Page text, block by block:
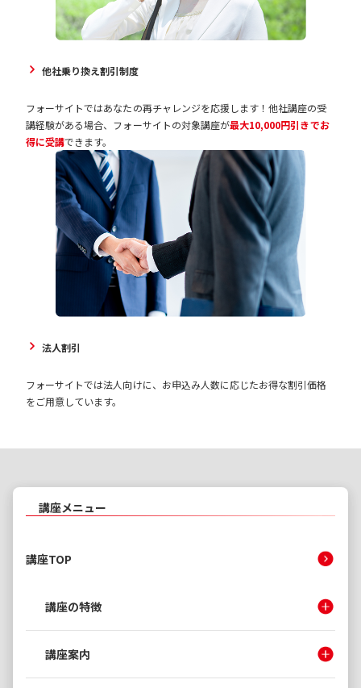
他社乗り換え割引制度
フォーサイトではあなたの再チャレンジを応援します！他社講座の受
講経験がある場合、フォーサイトの対象講座が最大10,000円引きでお
得に受講できます。
法人割引
フォーサイトでは法人向けに、お申込み人数に応じたお得な割引価格
をご用意しています。
講座メニュー
講座TOP
講座の特徴
講座案内